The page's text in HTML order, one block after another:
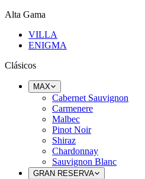
Alta Gama
VILLA
ENIGMA
Clásicos
MAX
Cabernet Sauvignon
Carmenere
Malbec
Pinot Noir
Shiraz
Chardonnay
Sauvignon Blanc
GRAN RESERVA